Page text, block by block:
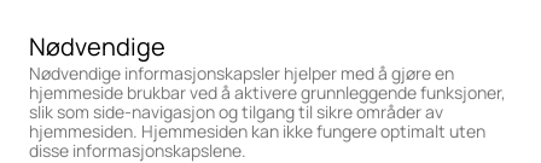
Nødvendige
Nødvendige informasjonskapsler hjelper med å gjøre en
hjemmeside brukbar ved å aktivere grunnleggende funksjoner,
slik som side-navigasjon og tilgang til sikre områder av
hjemmesiden. Hjemmesiden kan ikke fungere optimalt uten
disse informasjonskapslene.